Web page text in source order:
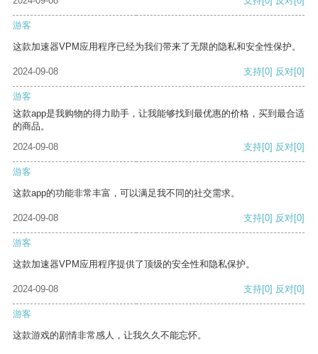
游客
这款加速器VPM应用程序已经为我们带来了无限的隐私和安全性保护。
2024-09-08 支持[0] 反对[0]
游客
这款app是我购物的得力助手，让我能够找到最优惠的价格，买到最合适
的商品。
2024-09-08
支持[0] 反对[0]
游客
这款app的功能非常丰富，可以满足我不同的社交需求。
2024-09-08 支持[0] 反对[0]
游客
这款加速器VPM应用程序提供了顶级的安全性和隐私保护。
2024-09-08 支持[0] 反对[0]
游客
这款游戏的剧情非常感人，让我久久不能忘怀。